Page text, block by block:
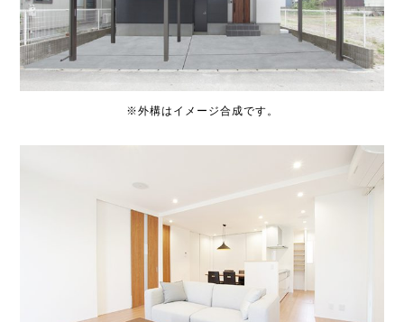
※外構はイメージ合成です。